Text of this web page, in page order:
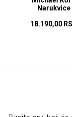
Narukvice
18.190,00